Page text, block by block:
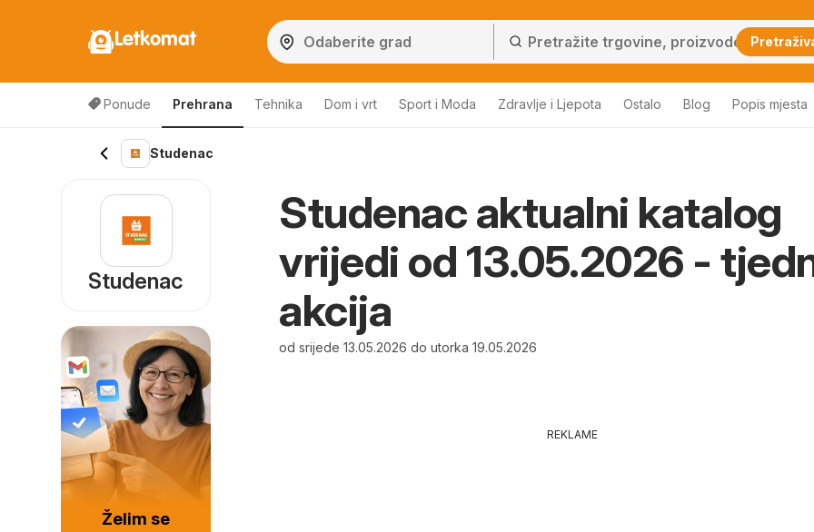
Letkomat
Ponude Prehrana Tehnika Dom i vrt Sport i Moda Zdravlje i Ljepota Ostalo Blog Popis mjesta
Studenac
Studenac aktualni katalog
vrijedi od 13.05.2026 -
akcija
od srijede 13.05.2026 do utorka 19.05.2026
REKLAME
Studenac
Želim se